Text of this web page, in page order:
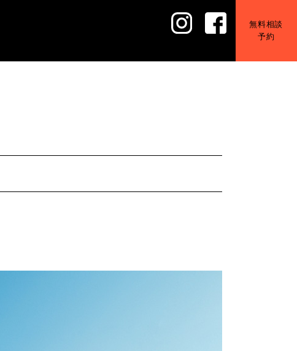
無料相談
予約